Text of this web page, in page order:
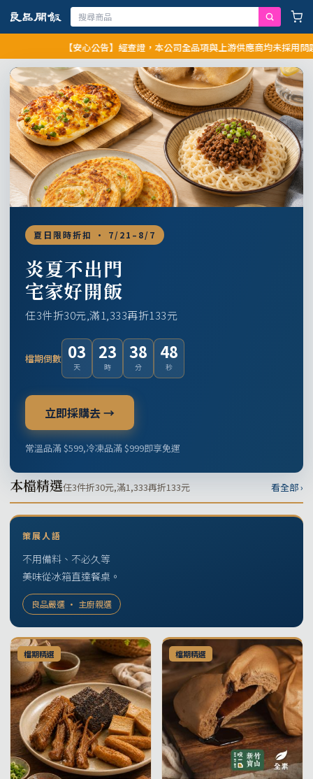
【安心公告】經查證，本公司全品項與上游供應商均未採用問題油
夏日限時折扣 · 7/21–8/7
炎夏不出門
宅家好開飯
任3件折30元,滿1,333再折133元
檔期倒數 03
天
23
時
38
分
47
秒
立即採購去 →
常溫品滿 $599,冷凍品滿 $999即享免運
本檔精選任3件折30元,滿1,333再折133元 看全部 ›
策展人語
不用備料、不必久等
美味從冰箱直達餐桌。
良品嚴選 · 主廚親選
檔期精選 檔期精選